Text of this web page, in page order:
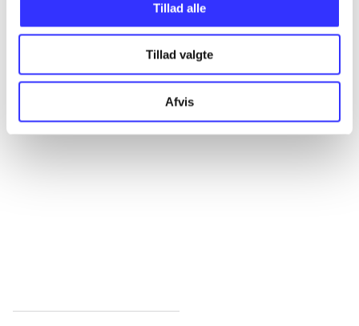
Tillad alle
Tillad valgte
Afvis